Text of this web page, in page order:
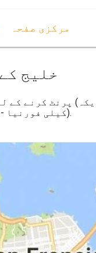
مرکزی صفحہ
خلیج
پرنٹ کرنے کے
(کیلی فورنیا - امریکہ) کے لئے ڈاؤن لوڈ ، اتارنا.